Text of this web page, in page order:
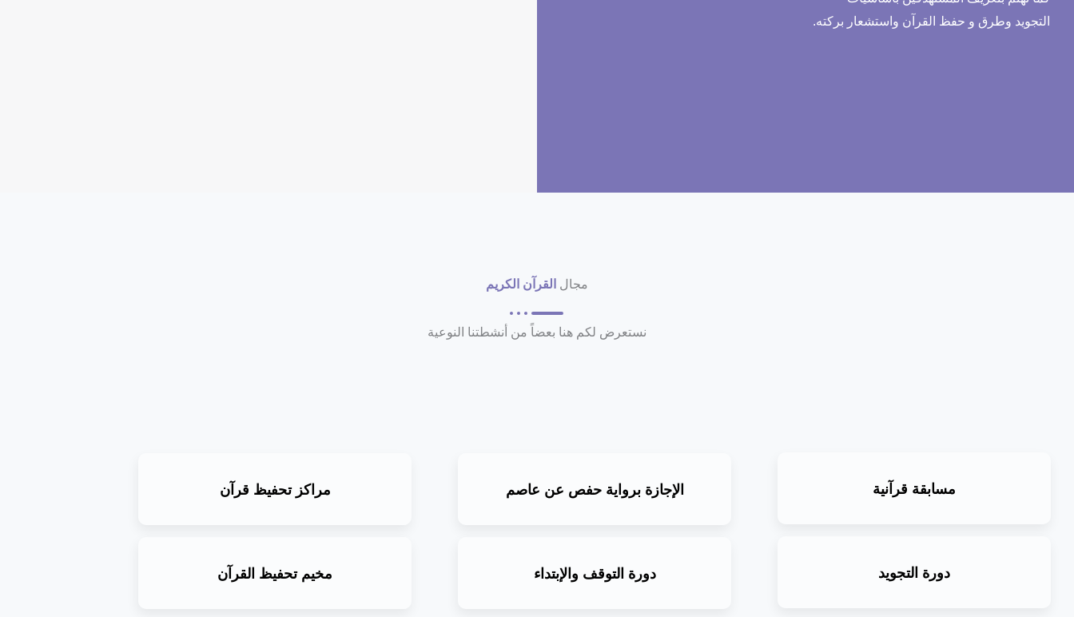
التجويد وطرق و حفظ القرآن واستشعار بركته.
مجال القرآن الكريم
نستعرض لكم هنا بعضاً من أنشطتنا النوعية
مسابقة قرآنية الإجازة برواية حفص عن عاصم مراكز تحفيظ قرآن
دورة التجويد دورة التوقف والإبتداء مخيم تحفيظ القرآن